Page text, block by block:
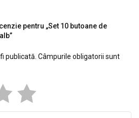
pentru „Set 10 butoane de
publicată. Câmpurile obligatorii sunt